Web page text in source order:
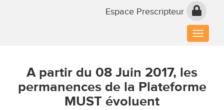
Espace Prescripteur
Toggle
A partir du 08 Juin 2017, les
permanences de la Plateforme
MUST évoluent